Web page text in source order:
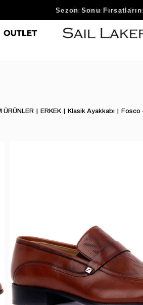
Sezon Sonu
ÜRÜNLER ERKEK Klasik Ayakkabı Fosco